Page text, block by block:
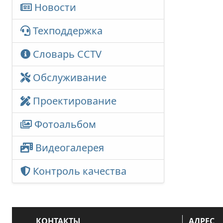
Новости
Техподдержка
Словарь CCTV
Обслуживание
Проектирование
Фотоальбом
Видеогалерея
Контроль качества